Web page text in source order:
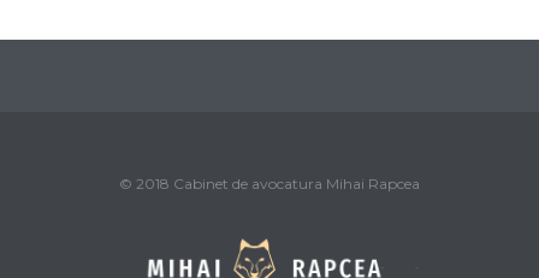
© 2018 Cabinet de avocatura Mihai Rapcea